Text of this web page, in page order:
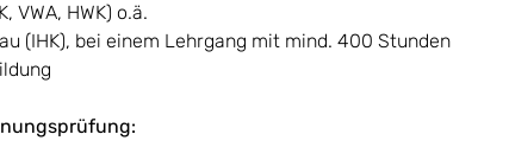
VWA, HWK) o.ä.
(IHK), bei einem Lehrgang mit mind. 400 Stunden